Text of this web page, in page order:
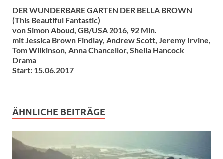
DER WUNDERBARE GARTEN DER BELLA BROWN
(This Beautiful Fantastic)
von Simon Aboud, GB/USA 2016, 92 Min.
mit Jessica Brown Findlay, Andrew Scott, Jeremy Irvine,
Tom Wilkinson, Anna Chancellor, Sheila Hancock
Drama
Start: 15.06.2017
ÄHNLICHE BEITRÄGE